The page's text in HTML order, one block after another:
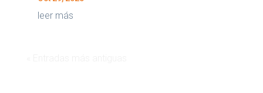
leer más